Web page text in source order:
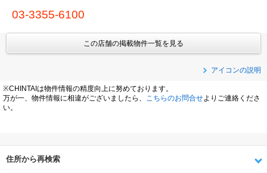
03-3355-6100
この店舗の掲載物件一覧を見る
アイコンの説明
※CHINTAIは物件情報の精度向上に努めております。
万が一、物件情報に相違がございましたら、
こちらのお問合せよりご連絡くださ
い。
住所から再検索